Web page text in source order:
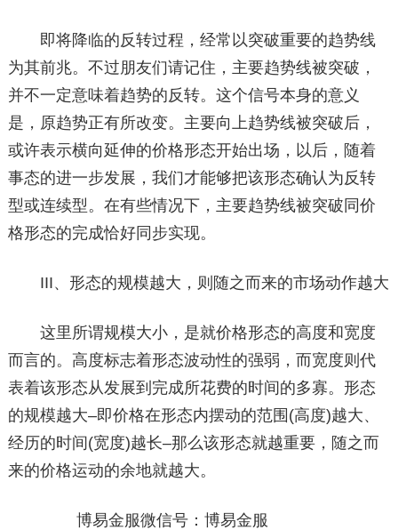
即将降临的反转过程，经常以突破重要的趋势线
为其前兆。不过朋友们请记住，主要趋势线被突破，
并不一定意味着趋势的反转。这个信号本身的意义
是，原趋势正有所改变。主要向上趋势线被突破后，
或许表示横向延伸的价格形态开始出场，以后，随着
事态的进一步发展，我们才能够把该形态确认为反转
型或连续型。在有些情况下，主要趋势线被突破同价
格形态的完成恰好同步实现。
III、形态的规模越大，则随之而来的市场动作越大
这里所谓规模大小，是就价格形态的高度和宽度
而言的。高度标志着形态波动性的强弱，而宽度则代
表着该形态从发展到完成所花费的时间的多寡。形态
的规模越大–即价格在形态内摆动的范围(高度)越大、
经历的时间(宽度)越长–那么该形态就越重要，随之而
来的价格运动的余地就越大。
博易金服微信号：博易金服